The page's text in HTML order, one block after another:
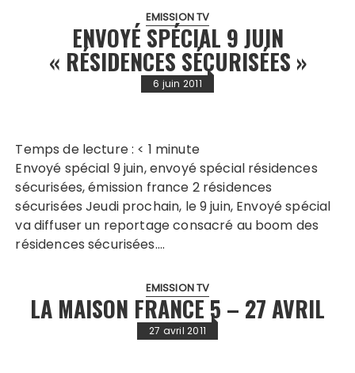
EMISSION TV
ENVOYÉ SPÉCIAL 9 JUIN
« RÉSIDENCES SÉCURISÉES »
6 juin 2011
Temps de lecture : < 1 minute
Envoyé spécial 9 juin, envoyé spécial résidences
sécurisées, émission france 2 résidences
sécurisées Jeudi prochain, le 9 juin, Envoyé spécial
va diffuser un reportage consacré au boom des
résidences sécurisées….
EMISSION TV
LA MAISON FRANCE 5 – 27 AVRIL
27 avril 2011